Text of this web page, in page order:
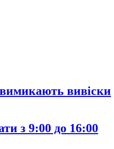
вивіски
з 9:00 до 16:00